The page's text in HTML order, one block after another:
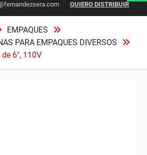
QUIERO DISTRIBUIR
EMPAQUES
PARA EMPAQUES DIVERSOS
6″, 110V